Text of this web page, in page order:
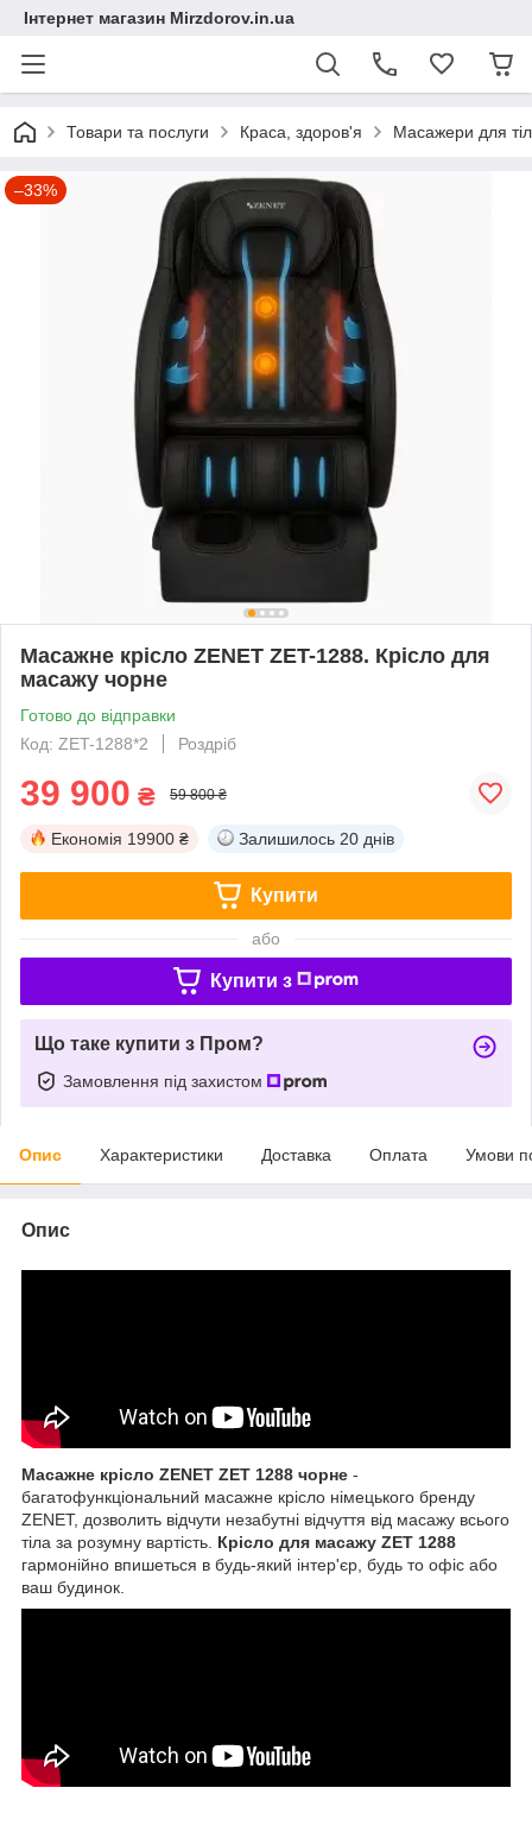
Інтернет магазин Mirzdorov.in.ua
Товари та послуги Краса, здоров'я Масажери для
–33%
Масажне крісло ZENET ZET-1288. Крісло для
масажу чорне
Готово до відправки
Код: ZET-1288*2
Роздріб
39 900 ₴ 59 800 ₴
Економія 19900 ₴ Залишилось 20 днів
Купити
або
Купити з
Що таке купити з Пром?
Замовлення під захистом
Опис Характеристики Доставка Оплата Умови
Опис
Масажне крісло ZENET ZET 1288 чорне -
багатофункціональний масажне крісло німецького бренду
ZENET, дозволить відчути незабутні відчуття від масажу всього
тіла за розумну вартість. Крісло для масажу ZET 1288
гармонійно впишеться в будь-який інтер'єр, будь то офіс або
ваш будинок.